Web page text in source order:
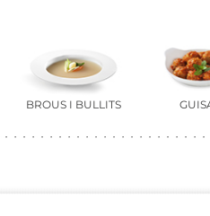
BROUS I BULLITS